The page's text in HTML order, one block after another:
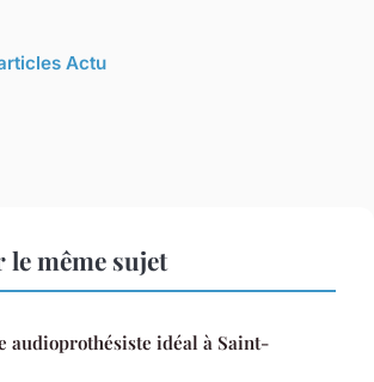
Actu
même sujet
audioprothésiste idéal à Saint-